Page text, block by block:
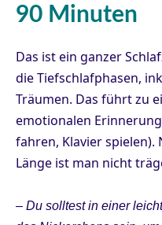
90 Minuten
Das ist ein ganzer
die Tiefschlafphasen,
Träumen. Das führt zu
emotionalen
fahren, Klavier spielen).
Länge ist man nicht
– Du solltest in einer